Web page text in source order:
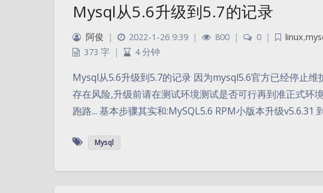
Mysql从5.6升级到5.7的记录
阿俊 | 2022-1-26 9:39 | 800 | 0 | linux,
373 字 | 4 分钟
Mysql从5.6升级到5.7的记录 因为mysql5.6官方已经停止
存在风险,升级前请在测试环境测试是否可行再到准正式环
跑路... 基本步骤其实和:MySQL5.6 RPM小版本升级v5.6.31
Mysql